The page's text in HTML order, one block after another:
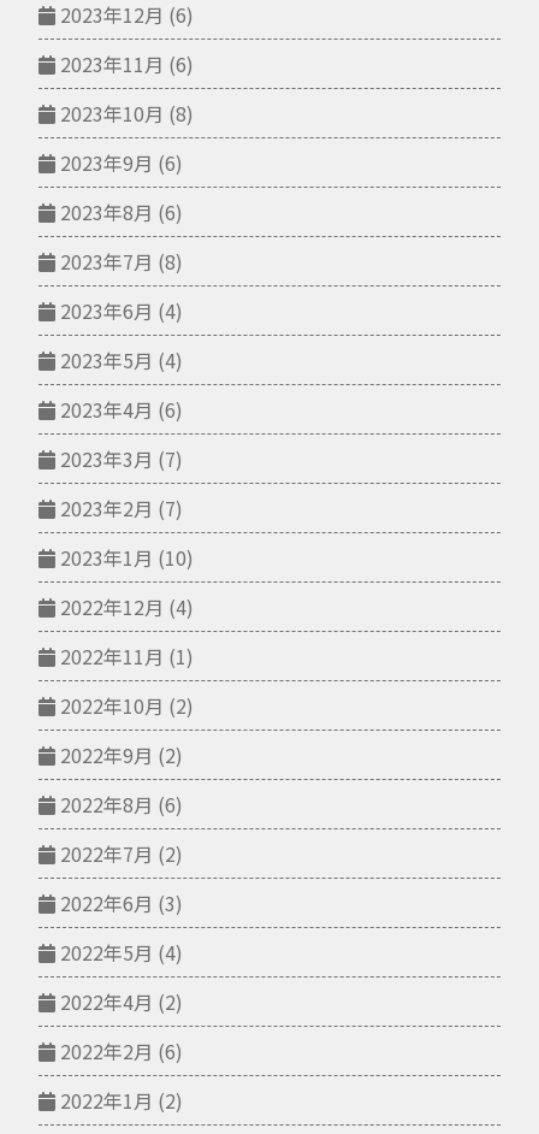
2023年12月 (6)
2023年11月 (6)
2023年10月 (8)
2023年9月 (6)
2023年8月 (6)
2023年7月 (8)
2023年6月 (4)
2023年5月 (4)
2023年4月 (6)
2023年3月 (7)
2023年2月 (7)
2023年1月 (10)
2022年12月 (4)
2022年11月 (1)
2022年10月 (2)
2022年9月 (2)
2022年8月 (6)
2022年7月 (2)
2022年6月 (3)
2022年5月 (4)
2022年4月 (2)
2022年2月 (6)
2022年1月 (2)